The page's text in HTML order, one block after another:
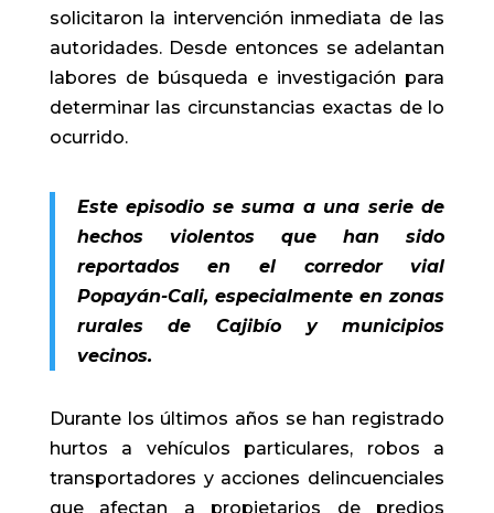
solicitaron la intervención inmediata de las
autoridades. Desde entonces se adelantan
labores de búsqueda e investigación para
determinar las circunstancias exactas de lo
ocurrido.
Este episodio se suma a una serie de
hechos violentos que han sido
reportados en el corredor vial
Popayán-Cali, especialmente en zonas
rurales de Cajibío y municipios
vecinos.
Durante los últimos años se han registrado
hurtos a vehículos particulares, robos a
transportadores y acciones delincuenciales
que afectan a propietarios de predios